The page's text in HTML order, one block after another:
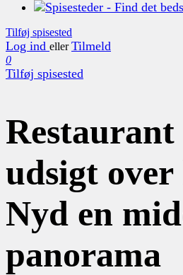
Tilføj spisested
Log ind eller Tilmeld
0
Tilføj spisested
Restaurant
udsigt over
Nyd en
panorama